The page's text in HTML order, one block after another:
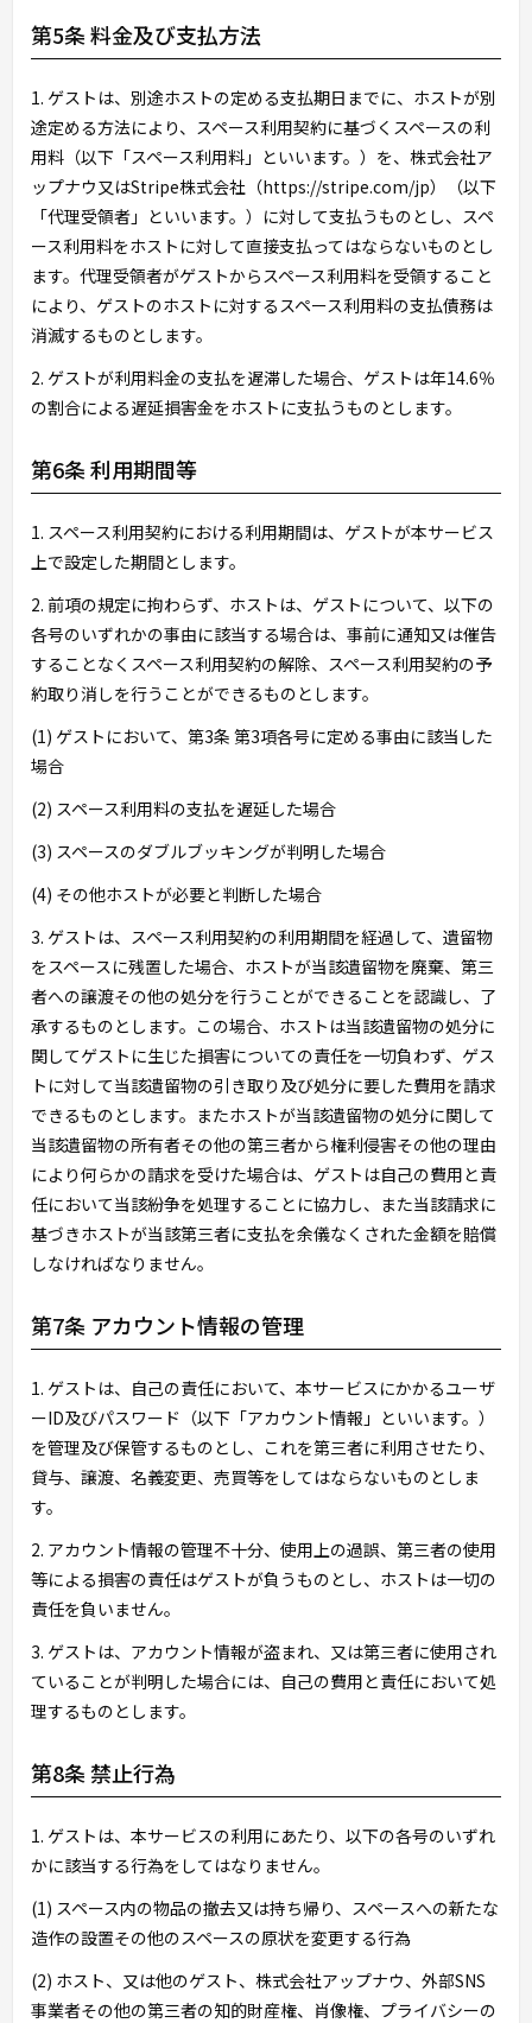
第5条 料金及び支払方法
1. ゲストは、別途ホストの定める支払期日までに、ホストが別
途定める方法により、スペース利用契約に基づくスペースの利
用料（以下「スペース利用料」といいます。）を、株式会社ア
ップナウ又はStripe株式会社（https://stripe.com/jp）（以下
「代理受領者」といいます。）に対して支払うものとし、スペ
ース利用料をホストに対して直接支払ってはならないものとし
ます。代理受領者がゲストからスペース利用料を受領すること
により、ゲストのホストに対するスペース利用料の支払債務は
消滅するものとします。
2. ゲストが利用料金の支払を遅滞した場合、ゲストは年14.6％
の割合による遅延損害金をホストに支払うものとします。
第6条 利用期間等
1. スペース利用契約における利用期間は、ゲストが本サービス
上で設定した期間とします。
2. 前項の規定に拘わらず、ホストは、ゲストについて、以下の
各号のいずれかの事由に該当する場合は、事前に通知又は催告
することなくスペース利用契約の解除、スペース利用契約の予
約取り消しを行うことができるものとします。
(1) ゲストにおいて、第3条 第3項各号に定める事由に該当した
場合
(2) スペース利用料の支払を遅延した場合
(3) スペースのダブルブッキングが判明した場合
(4) その他ホストが必要と判断した場合
3. ゲストは、スペース利用契約の利用期間を経過して、遺留物
をスペースに残置した場合、ホストが当該遺留物を廃棄、第三
者への譲渡その他の処分を行うことができることを認識し、了
承するものとします。この場合、ホストは当該遺留物の処分に
関してゲストに生じた損害についての責任を一切負わず、ゲス
トに対して当該遺留物の引き取り及び処分に要した費用を請求
できるものとします。またホストが当該遺留物の処分に関して
当該遺留物の所有者その他の第三者から権利侵害その他の理由
により何らかの請求を受けた場合は、ゲストは自己の費用と責
任において当該紛争を処理することに協力し、また当該請求に
基づきホストが当該第三者に支払を余儀なくされた金額を賠償
しなければなりません。
第7条 アカウント情報の管理
1. ゲストは、自己の責任において、本サービスにかかるユーザ
ーID及びパスワード（以下「アカウント情報」といいます。）
を管理及び保管するものとし、これを第三者に利用させたり、
貸与、譲渡、名義変更、売買等をしてはならないものとしま
す。
2. アカウント情報の管理不十分、使用上の過誤、第三者の使用
等による損害の責任はゲストが負うものとし、ホストは一切の
責任を負いません。
3. ゲストは、アカウント情報が盗まれ、又は第三者に使用され
ていることが判明した場合には、自己の費用と責任において処
理するものとします。
第8条 禁止行為
1. ゲストは、本サービスの利用にあたり、以下の各号のいずれ
かに該当する行為をしてはなりません。
(1) スペース内の物品の撤去又は持ち帰り、スペースへの新たな
造作の設置その他のスペースの原状を変更する行為
(2) ホスト、又は他のゲスト、株式会社アップナウ、外部SNS
事業者その他の第三者の知的財産権、肖像権、プライバシーの